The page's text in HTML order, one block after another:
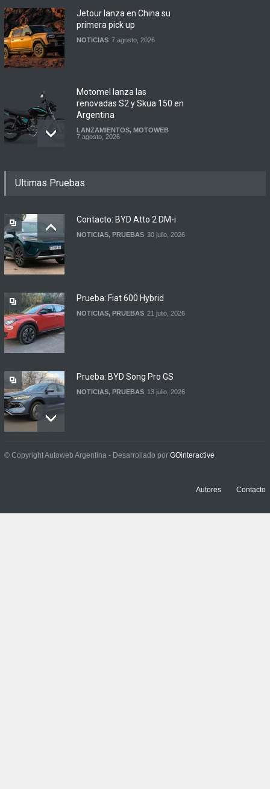
Jetour lanza en China su
primera pick up
NOTICIAS 7 agosto, 2026
Motomel lanza las
renovadas S2 y Skua 150 en
Argentina
LANZAMIENTOS, MOTOWEB
7 agosto, 2026
firmaron un acuerdo
Ultimas Pruebas
Contacto: BYD Atto 2 DM-i
NOTICIAS, PRUEBAS 30 julio, 2026
Prueba: Fiat 600 Hybrid
NOTICIAS, PRUEBAS 21 julio, 2026
Prueba: BYD Song Pro GS
NOTICIAS, PRUEBAS 13 julio, 2026
Contacto: Jeep Wrangler
© Copyright Autoweb Argentina - Desarrollado por GOinteractive
Autores Contacto